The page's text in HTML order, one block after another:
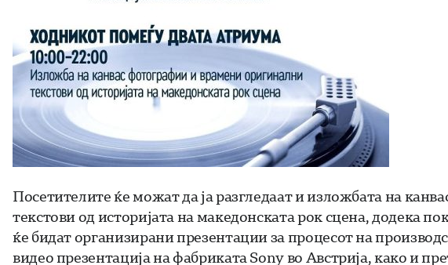
Посетителите ќе можат да ја разгледаат и изложбата на
текстови од историјата на македонската рок сцена, додека
ќе бидат организирани презентации за процесот на
видео презентација на фабриката Sony во Австрија, како и